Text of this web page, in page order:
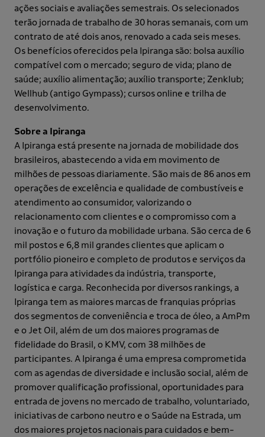
ações sociais e avaliações semestrais. Os selecionados
terão jornada de trabalho de 30 horas semanais, com um
contrato de até dois anos, renovado a cada seis meses.
Os benefícios oferecidos pela Ipiranga são: bolsa auxílio
compatível com o mercado; seguro de vida; plano de
saúde; auxílio alimentação; auxílio transporte; Zenklub;
Wellhub (antigo Gympass); cursos online e trilha de
desenvolvimento.
Sobre a Ipiranga
A Ipiranga está presente na jornada de mobilidade dos
brasileiros, abastecendo a vida em movimento de
milhões de pessoas diariamente. São mais de 86 anos em
operações de excelência e qualidade de combustíveis e
atendimento ao consumidor, valorizando o
relacionamento com clientes e o compromisso com a
inovação e o futuro da mobilidade urbana. São cerca de 6
mil postos e 6,8 mil grandes clientes que aplicam o
portfólio pioneiro e completo de produtos e serviços da
Ipiranga para atividades da indústria, transporte,
logística e carga. Reconhecida por diversos rankings, a
Ipiranga tem as maiores marcas de franquias próprias
dos segmentos de conveniência e troca de óleo, a AmPm
e o Jet Oil, além de um dos maiores programas de
fidelidade do Brasil, o KMV, com 38 milhões de
participantes. A Ipiranga é uma empresa comprometida
com as agendas de diversidade e inclusão social, além de
promover qualificação profissional, oportunidades para
entrada de jovens no mercado de trabalho, voluntariado,
iniciativas de carbono neutro e o Saúde na Estrada, um
dos maiores projetos nacionais para cuidados e bem-